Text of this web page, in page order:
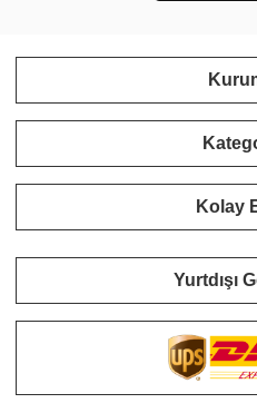
Kolay
Yurtdışı